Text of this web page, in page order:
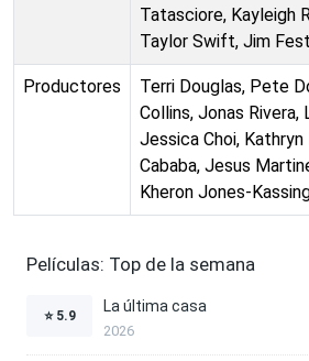
Tatasciore, Kayleigh
Taylor Swift, Jim
Productores
Terri Douglas, Pete
Collins, Jonas Rivera,
Jessica Choi,
Cababa, Jesus
Kheron Jones-
Películas: Top de la semana
⭐ 5.9
La última casa
2026